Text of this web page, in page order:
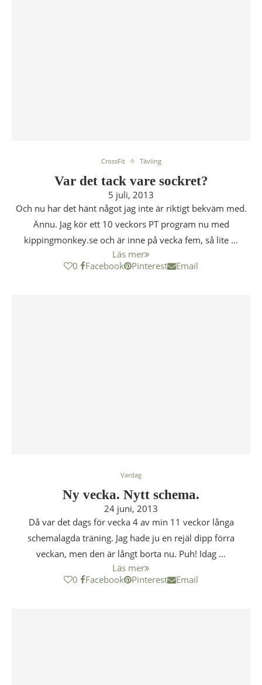
CrossFit Tävling
Var det tack vare sockret?
5 juli, 2013
Och nu har det hänt något jag inte är riktigt bekväm med.
Ännu. Jag kör ett 10 veckors PT program nu med
kippingmonkey.se och är inne på vecka fem, så lite …
Läs mer
0
Facebook Pinterest Email
Vardag
Ny vecka. Nytt schema.
24 juni, 2013
Då var det dags för vecka 4 av min 11 veckor långa
schemalagda träning. Jag hade ju en rejäl dipp förra
veckan, men den är långt borta nu. Puh! Idag …
Läs mer
0
Facebook Pinterest Email